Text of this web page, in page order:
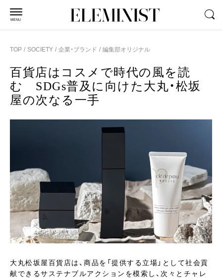
MENU
TOP SOCIETY 企業・ブランド 編集部オリジナル
百貨店はコスメで時代の風を読
む SDGs普及に向けた大丸・松坂
屋の次なる一手
大丸松坂屋百貨店は、商品を「提供する立場」として社会貢
献できるサステナブルアクションを模索し、次々とチャレ